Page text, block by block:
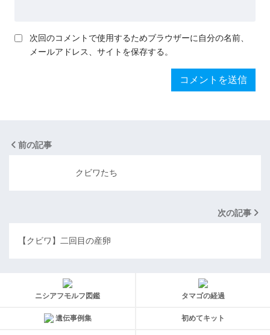
次回のコメントで使用するためブラウザーに自分の名前、
メールアドレス、サイトを保存する。
前の記事
クビワたち
次の記事
【クビワ】二回目の産卵
ニシアフモルフ図鑑 タマゴの経過
遺伝事例集 初めてキット